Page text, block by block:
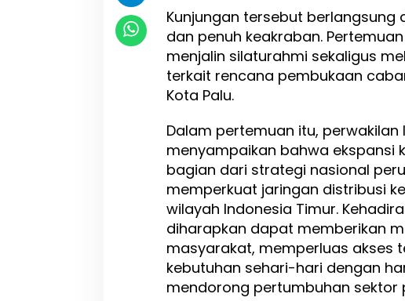
r
k
u
a
t
o
n
o
m
i
o
k
a
Kunjungan tersebut
dan penuh keakraban.
menjalin silaturahmi sekaligus
terkait rencana pembukaan
Kota Palu.
Dalam pertemuan itu, perwakilan
menyampaikan bahwa ekspansi
bagian dari strategi nasional
memperkuat jaringan distribusi
wilayah Indonesia Timur.
diharapkan dapat memberikan
masyarakat, memperluas akses
kebutuhan sehari-hari dengan
mendorong pertumbuhan sektor